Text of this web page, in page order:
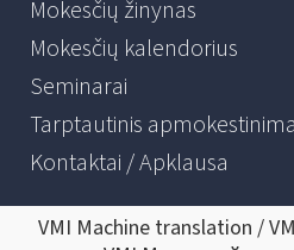
Mokesčių žinynas
Mokesčių kalendorius
Seminarai
Tarptautinis
Kontaktai / Apklausa
VMI Machine translation /